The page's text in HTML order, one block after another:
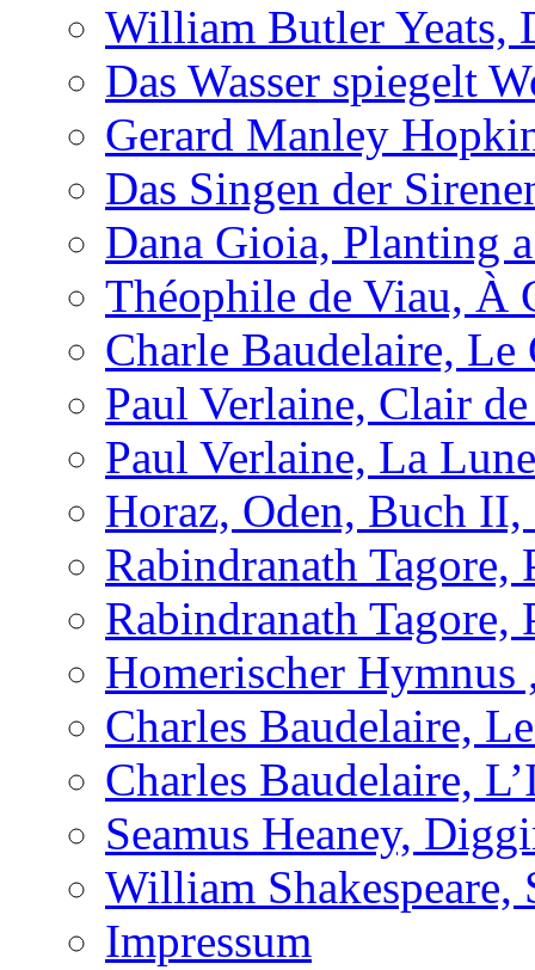
William Butler Yeats,
Das Wasser spiegelt
Gerard Manley
Das Singen der
Dana Gioia, Planting
Théophile de Viau, À
Charle Baudelaire,
Paul Verlaine, Clair
Paul Verlaine, La
Horaz, Oden, Buch II,
Rabindranath Tagore,
Rabindranath Tagore,
Homerischer Hymnus
Charles Baudelaire,
Charles Baudelaire,
Seamus Heaney,
William Shakespeare,
Impressum